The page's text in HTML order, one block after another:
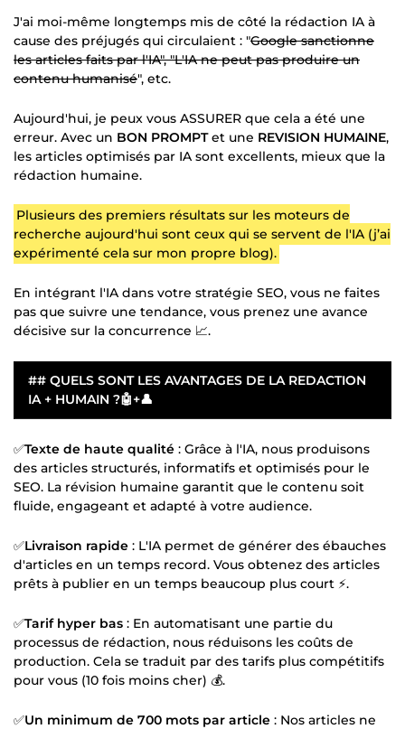
J'ai moi-même longtemps mis de côté la rédaction IA à
cause des préjugés qui circulaient : "Google sanctionne
les articles faits par l'IA", "L'IA ne peut pas produire un
contenu humanisé", etc.
Aujourd'hui, je peux vous ASSURER que cela a été une
erreur. Avec un BON PROMPTet une REVISION HUMAINE,
les articles optimisés par IA sont excellents, mieux que la
rédaction humaine.
Plusieurs des premiers résultats sur les moteurs de
recherche aujourd'hui sont ceux qui se servent de l'IA (j’ai
expérimenté cela sur mon propre blog).
En intégrant l'IA dans votre stratégie SEO, vous ne faites
pas que suivre une tendance, vous prenez une avance
décisive sur la concurrence 📈.
## QUELS SONT LES AVANTAGES DE LA REDACTION
IA + HUMAIN ?🤖+👤
✅Texte de haute qualité : Grâce à l'IA, nous produisons
des articles structurés, informatifs et optimisés pour le
SEO. La révision humaine garantit que le contenu soit
fluide, engageant et adapté à votre audience.
✅Livraison rapide : L'IA permet de générer des ébauches
d'articles en un temps record. Vous obtenez des articles
prêts à publier en un temps beaucoup plus court ⚡.
✅Tarif hyper bas : En automatisant une partie du
processus de rédaction, nous réduisons les coûts de
production. Cela se traduit par des tarifs plus compétitifs
pour vous (10 fois moins cher) 💰.
✅Un minimum de 700 mots par article : Nos articles ne